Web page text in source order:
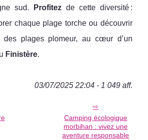
sud.
Profitezde cette diversité :
chaque plage torche ou découvrir
des plages plomeur, au cœur d’un
Finistère.
03/07/2025 22:04 - 1 049 aff.
Camping écologique
morbihan : vivez une
aventure responsable